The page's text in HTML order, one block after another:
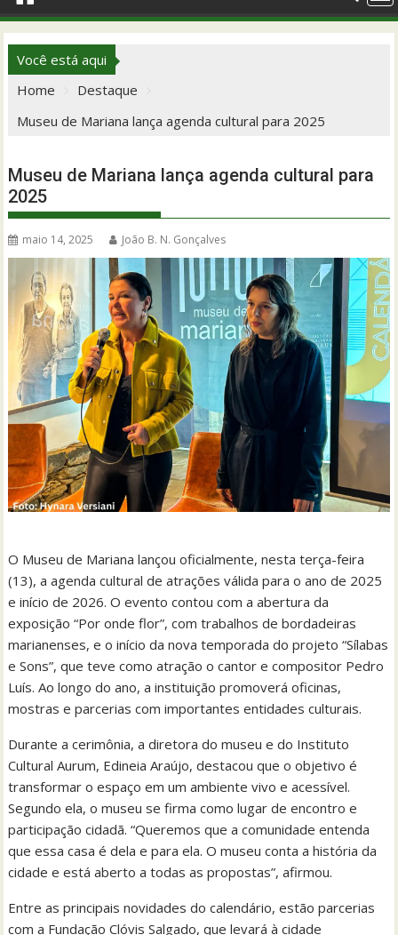
Você está aqui
Home
Destaque
Museu de Mariana lança agenda cultural para 2025
Museu de Mariana lança agenda cultural para
2025
maio 14, 2025 João B. N. Gonçalves
O Museu de Mariana lançou oficialmente, nesta terça-feira
(13), a agenda cultural de atrações válida para o ano de 2025
e início de 2026. O evento contou com a abertura da
exposição “Por onde flor”, com trabalhos de bordadeiras
marianenses, e o início da nova temporada do projeto “Sílabas
e Sons”, que teve como atração o cantor e compositor Pedro
Luís. Ao longo do ano, a instituição promoverá oficinas,
mostras e parcerias com importantes entidades culturais.
Durante a cerimônia, a diretora do museu e do Instituto
Cultural Aurum, Edineia Araújo, destacou que o objetivo é
transformar o espaço em um ambiente vivo e acessível.
Segundo ela, o museu se firma como lugar de encontro e
participação cidadã. “Queremos que a comunidade entenda
que essa casa é dela e para ela. O museu conta a história da
cidade e está aberto a todas as propostas”, afirmou.
Entre as principais novidades do calendário, estão parcerias
com a Fundação Clóvis Salgado, que levará à cidade